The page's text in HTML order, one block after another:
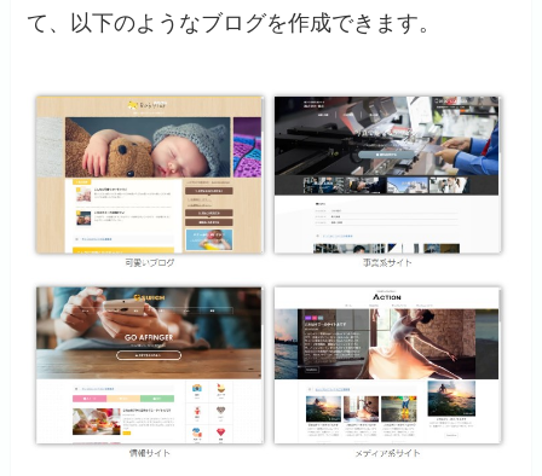
て、以下のようなブログを作成できます。